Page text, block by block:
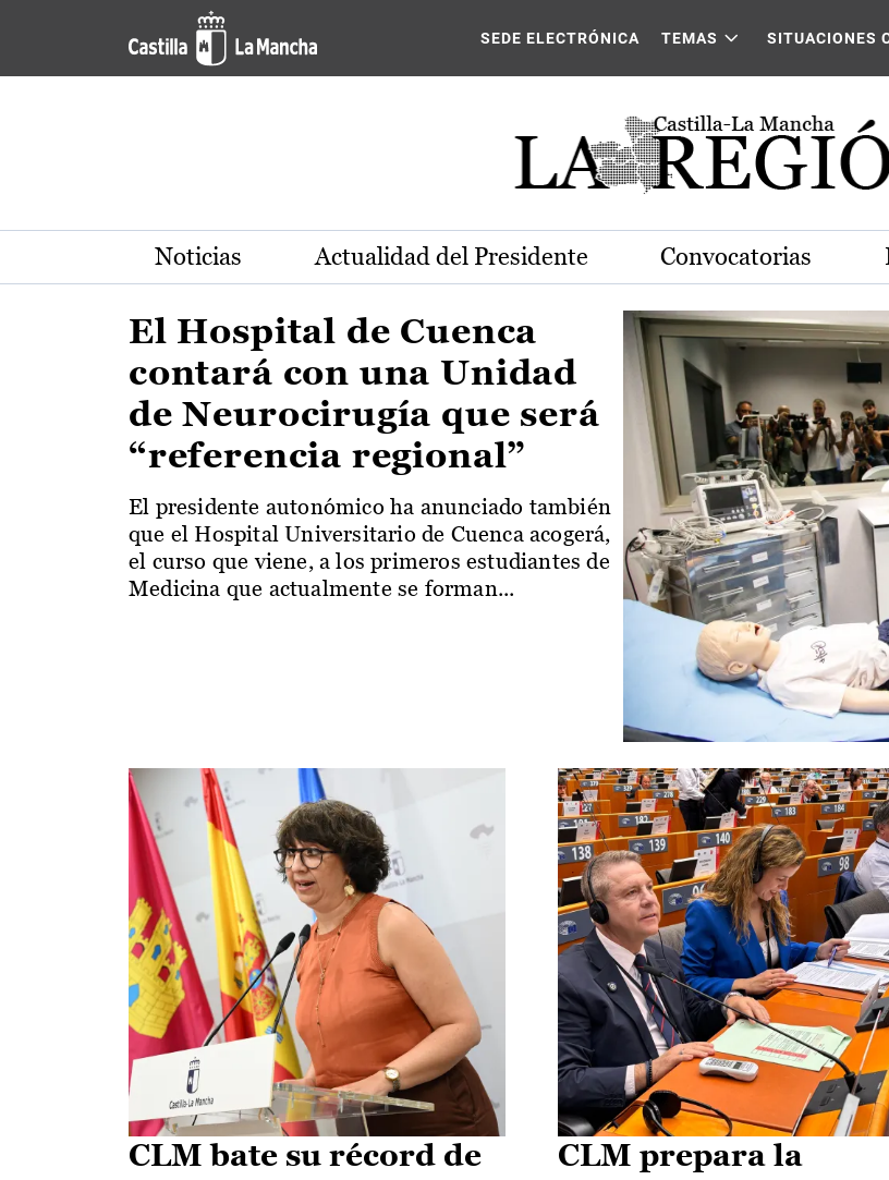
Pasar al contenido principal
Actualidad de la región de Castilla-La Mancha
SEDE ELECTRÓNICA TEMAS SITUACIONES
Noticias Actualidad del Presidente Convocatorias
El Hospital de Cuenca
contará con una Unidad
de Neurocirugía que será
“referencia regional”
El presidente autonómico ha anunciado también
que el Hospital Universitario de Cuenca acogerá,
el curso que viene, a los primeros estudiantes de
Medicina que actualmente se forman...
CLM bate su récord de
CLM prepara la